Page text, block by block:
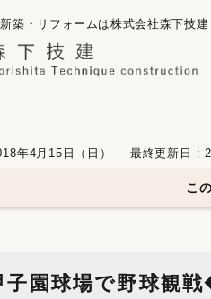
築・リフォームは株式会社森下技建
年4月15日（日） 最終更新日 :
こ
園球場で野球観